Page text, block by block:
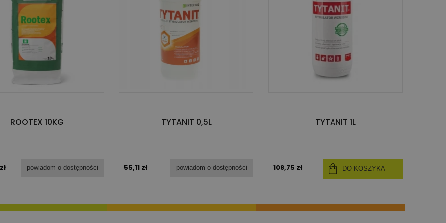
ROOTEX 10KG
powiadom o dostępności
TYTANIT 0,5L
55,11 zł powiadom o dostępności
TYTANIT 1L
108,75 zł DO KOSZYKA